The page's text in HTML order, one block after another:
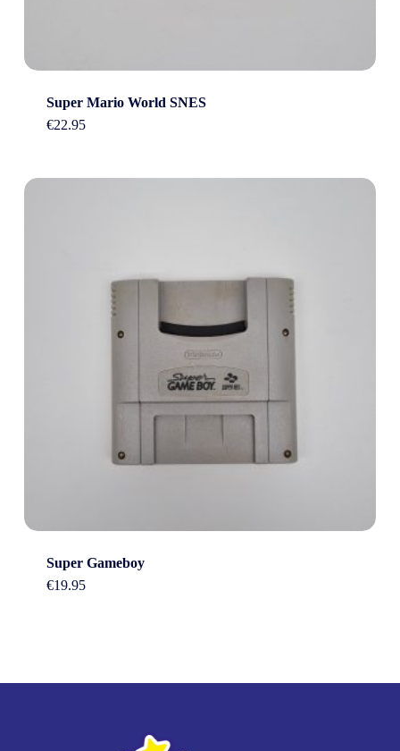
Super Mario World SNES
€22.95
Super Gameboy
€19.95